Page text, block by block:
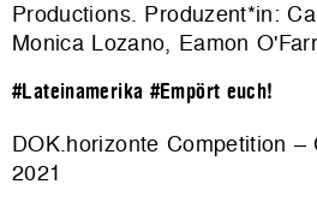
Productions. Produzent*in:
Monica Lozano, Eamon
#Lateinamerika #Empört euch!
DOK.horizonte Competition
2021